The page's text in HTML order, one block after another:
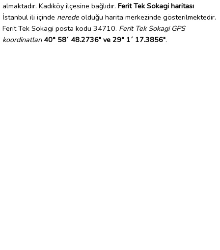
almaktadır. Kadıköy ilçesine bağlıdır. Ferit Tek Sokagi haritası
İstanbul ili içinde nerede olduğu harita merkezinde gösterilmektedir.
Ferit Tek Sokagi posta kodu 34710. Ferit Tek Sokagi GPS
koordinatları 40° 58´ 48.2736" ve 29° 1´ 17.3856".